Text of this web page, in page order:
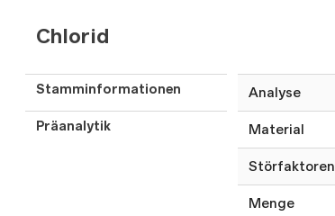
Chlorid
Stamminformationen Analyse
Präanalytik Material
Störfaktoren
Menge